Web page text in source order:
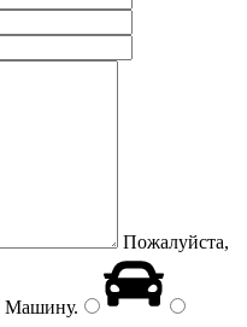
Пожалуйста,
Машину.